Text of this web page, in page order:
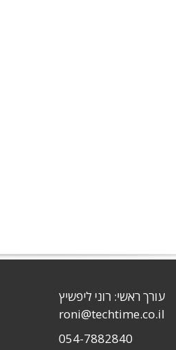
עורך ראשי: רוני ליפשיץ
roni@techtime.co.il
054-7882840